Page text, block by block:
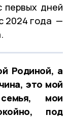
первых дней
2024 года —
Родиной, а
это мой
мои
под